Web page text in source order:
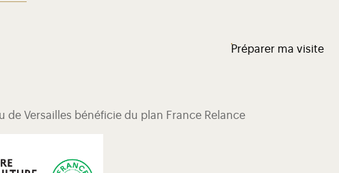
Préparer ma visite
de Versailles bénéficie du plan France Relance